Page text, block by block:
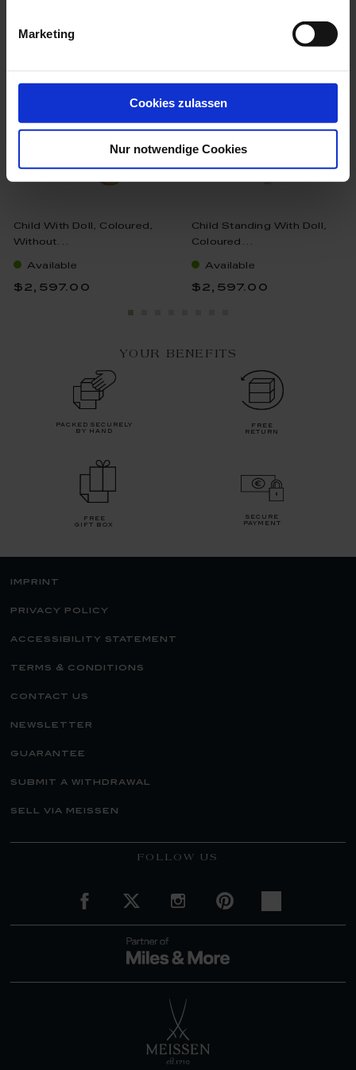
Marketing
Cookies zulassen
Nur notwendige Cookies
Child With Doll, Coloured,
Without...
Available
$2,597.00
Child Standing With Doll,
Coloured...
Available
$2,597.00
YOUR BENEFITS
packed securely
by hand
free
return
free
gift box
secure
payment
imprint
privacy policy
accessibility statement
terms & conditions
contact us
newsletter
guarantee
submit a withdrawal
sell via meissen
FOLLOW US